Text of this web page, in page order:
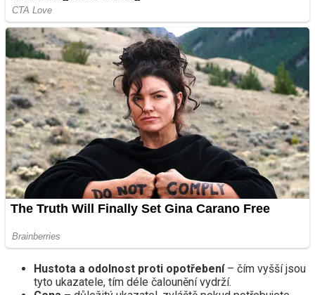
Hustota a odolnost proti opotřebení– čím vyšší jsou
tyto ukazatele, tím déle čalounění vydrží.